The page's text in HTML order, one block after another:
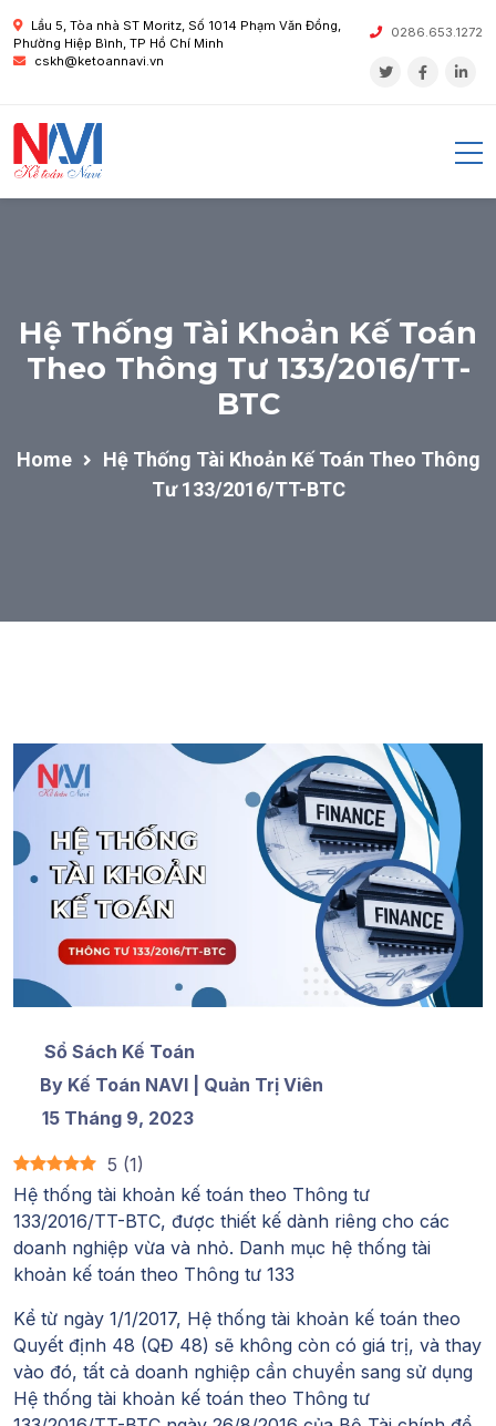
Lầu 5, Tòa nhà ST Moritz, Số 1014 Phạm Văn Đồng,
Phường Hiệp Bình, TP Hồ Chí Minh
cskh@ketoannavi.vn
0286.653.1272
Hệ Thống Tài Khoản Kế Toán
Theo Thông Tư 133/2016/TT-
BTC
Home
Hệ Thống Tài Khoản Kế Toán Theo Thông
Tư 133/2016/TT-BTC
Sổ Sách Kế Toán
By Kế Toán NAVI | Quản Trị Viên
15 Tháng 9, 2023
5 (1)
Hệ thống tài khoản kế toán theo Thông tư
133/2016/TT-BTC, được thiết kế dành riêng cho các
doanh nghiệp vừa và nhỏ. Danh mục hệ thống tài
khoản kế toán theo Thông tư 133
Kể từ ngày 1/1/2017, Hệ thống tài khoản kế toán theo
Quyết định 48 (QĐ 48) sẽ không còn có giá trị, và thay
vào đó, tất cả doanh nghiệp cần chuyển sang sử dụng
Hệ thống tài khoản kế toán theo Thông tư